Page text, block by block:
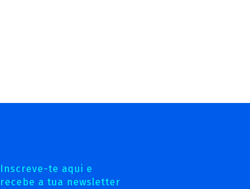
Inscreve-te aqui e
recebe a tua newsletter